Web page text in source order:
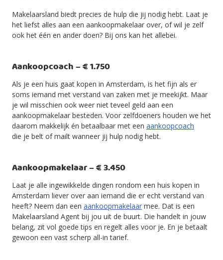
Makelaarsland biedt precies de hulp die jij nodig hebt. Laat je
het liefst alles aan een aankoopmakelaar over, of wil je zelf
ook het één en ander doen? Bij ons kan het allebei.
Aankoopcoach – € 1.750
Als je een huis gaat kopen in Amsterdam, is het fijn als er
soms iemand met verstand van zaken met je meekijkt. Maar
je wil misschien ook weer niet teveel geld aan een
aankoopmakelaar besteden. Voor zelfdoeners houden we het
daarom makkelijk én betaalbaar met een aankoopcoach
die je belt of mailt wanneer jij hulp nodig hebt.
Aankoopmakelaar – € 3.450
Laat je alle ingewikkelde dingen rondom een huis kopen in
Amsterdam liever over aan iemand die er echt verstand van
heeft? Neem dan een aankoopmakelaar mee. Dat is een
Makelaarsland Agent bij jou uit de buurt. Die handelt in jouw
belang, zit vol goede tips en regelt alles voor je. En je betaalt
gewoon een vast scherp all-in tarief.